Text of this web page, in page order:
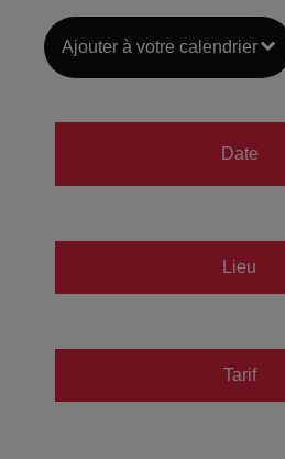
Ajouter à votre calendrier
Date
Lieu
Tarif